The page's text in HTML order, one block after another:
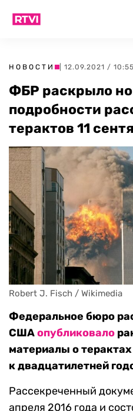
НОВОСТИ | 12.09.2021 / 10:55
ФБР раскрыло
подробности
терактов 11
Robert J. Fisch / Wikimedia
Федеральное бюро
СШАопубликовало
материалы о
к двадцатилетней
Рассекреченный
апреля 2016 года и